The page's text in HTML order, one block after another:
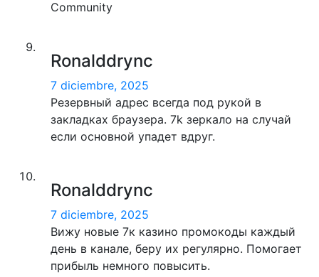
Community
Ronalddrync
7 diciembre, 2025
Резервный адрес всегда под рукой в
закладках браузера. 7k зеркало на случай
если основной упадет вдруг.
Ronalddrync
7 diciembre, 2025
Вижу новые 7к казино промокоды каждый
день в канале, беру их регулярно. Помогает
прибыль немного повысить.